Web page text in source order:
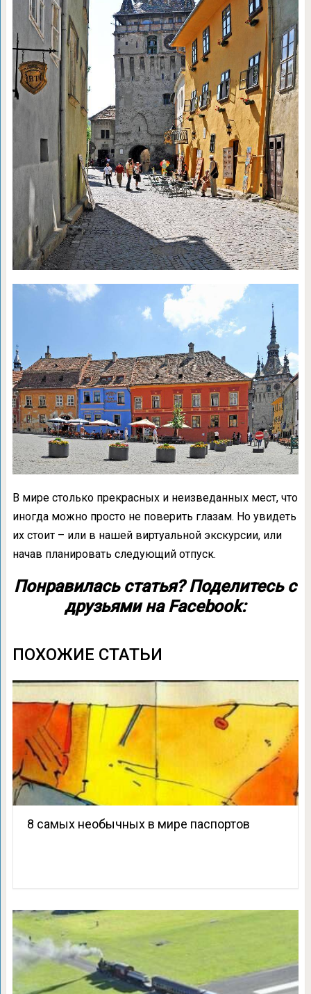
В мире столько прекрасных и неизведанных мест, что
иногда можно просто не поверить глазам. Но увидеть
их стоит – или в нашей виртуальной экскурсии, или
начав планировать следующий отпуск.
Понравилась статья? Поделитесь с
друзьями на Facebook:
ПОХОЖИЕ СТАТЬИ
8 самых необычных в мире паспортов